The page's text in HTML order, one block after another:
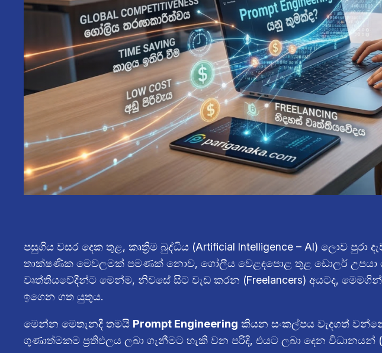
පසුගිය වසර දෙක තුළ, කෘත්‍රිම බුද්ධිය (Artificial Intelligence – AI) ලොව
තාක්ෂණික මෙවලමක් පමණක් නොව, ගෝලීය වෙළඳපොළ තුළ ඩොලර් උපයා
වෘත්තීයවේදීන්ට මෙන්ම, නිවසේ සිට වැඩ කරන (Freelancers) අයටද,
ඉගෙන ගත යුතුය.
මෙන්න මෙතැනදී තමයි Prompt Engineering කියන සංකල්පය වැදගත්
ගුණාත්මකම ප්‍රතිඵලය ලබා ගැනීමට හැකි වන පරිදි, එයට ලබා දෙන විධානයන්